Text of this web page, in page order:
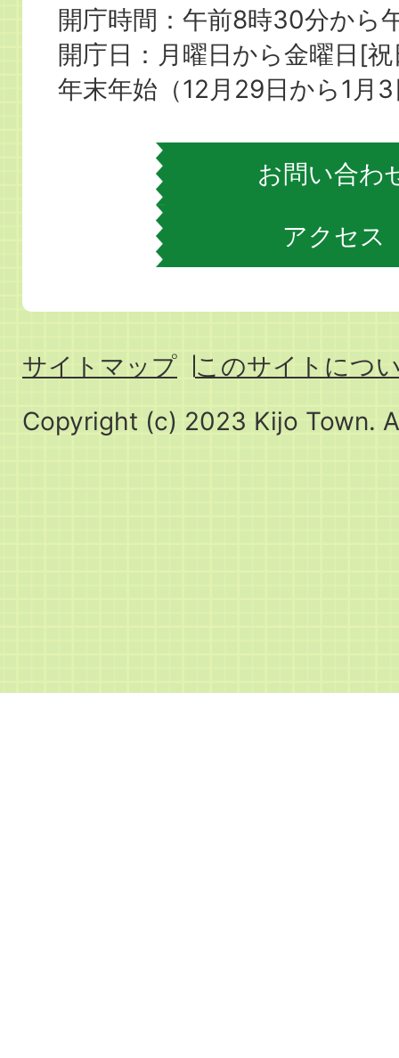
町
役
場
開庁時間：午前8時30分から
開庁日：月曜日から金曜日[
年末年始（12月29日から1月
お問い合わ
アクセス
サイトマップ
このサイトにつ
Copyright (c) 2023 Kijo Town.